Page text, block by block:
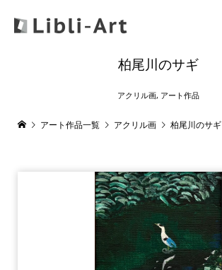
柏尾川のサギ
アクリル画, アート作品
アート作品一覧 アクリル画 柏尾川のサギ